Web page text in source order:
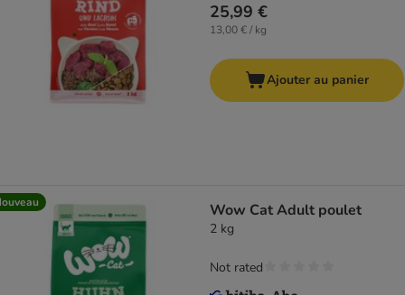
25,99 €
13,00 € / kg
Ajouter au panier
Wow Cat Adult poulet
2 kg
Not rated